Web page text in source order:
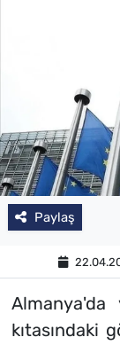
Paylaş
Almanya'da
kıtasındaki